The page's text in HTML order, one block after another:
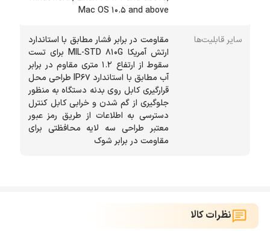
Mac OS 10.5 and above
سایر قابلیت‌ها
مقاومت در برابر فشار مطابق با استاندارد
ارتش آمریکا MIL-STD 810G برای تست
سقوط از ارتفاع 1.2 متری مقاوم در برابر
آب مطابق با استاندارد IP67 طراحی محل
قرارگیری کابل روی بدنه دستگاه به منظور
جلوگیری از گم شدن و خرابی کابل کنترل
دسترسی به اطلاعات از طریق رمز عبور
معتبر طراحی سه لایه محافظتی برای
مقاومت در برابر شوک
نظرات کالا